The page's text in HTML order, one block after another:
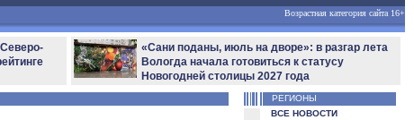
Возрастная категория сайта 16+
«Сани поданы, июль на дворе»: в разгар лета
Вологда начала готовиться к статусу
Новогодней столицы 2027 года
РЕГИОНЫ
ВСЕ НОВОСТИ